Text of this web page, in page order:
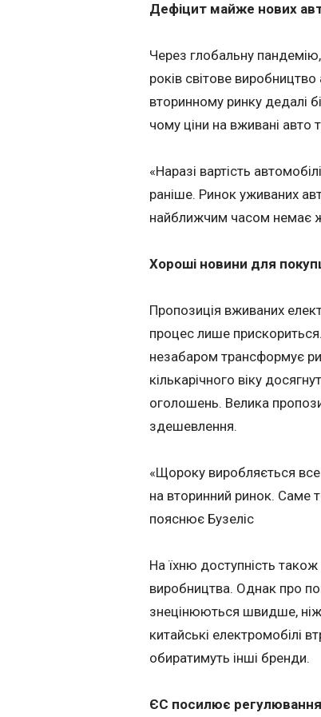
Дефіцит майже нових
Через глобальну
років світове
вторинному ринку дедалі
чому ціни на вживані авто
«Наразі вартість
раніше. Ринок уживаних
найближчим часом немає
Хороші новини для
Пропозиція вживаних
процес лише
незабаром трансформує
кількарічного віку
оголошень. Велика
здешевлення.
«Щороку виробляється
на вторинний ринок. Саме
пояснює Бузеліс
На їхню доступність також
виробництва. Однак про
знецінюються швидше,
китайські електромобілі
обиратимуть інші бренди.
ЄС посилює регулювання